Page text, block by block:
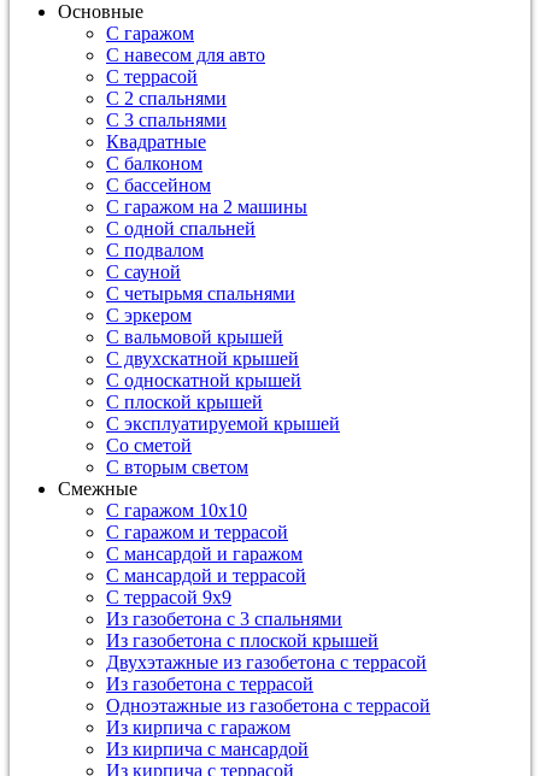
Основные
С гаражом
С навесом для авто
С террасой
С 2 спальнями
С 3 спальнями
Квадратные
С балконом
С бассейном
С гаражом на 2 машины
С одной спальней
С подвалом
С сауной
С четырьмя спальнями
С эркером
С вальмовой крышей
С двухскатной крышей
С односкатной крышей
С плоской крышей
С эксплуатируемой крышей
Со сметой
С вторым светом
Смежные
С гаражом 10х10
С гаражом и террасой
С мансардой и гаражом
С мансардой и террасой
С террасой 9х9
Из газобетона с 3 спальнями
Из газобетона с плоской крышей
Двухэтажные из газобетона с террасой
Из газобетона с террасой
Одноэтажные из газобетона с террасой
Из кирпича с гаражом
Из кирпича с мансардой
Из кирпича с террасой